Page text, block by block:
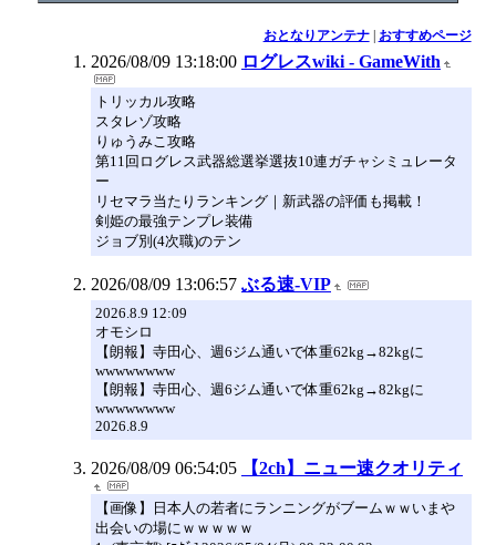
おとなりアンテナ| おすすめページ
2026/08/09 13:18:00 ログレスwiki - GameWith
トリッカル攻略
スタレゾ攻略
りゅうみこ攻略
第11回ログレス武器総選挙選抜10連ガチャシミュレータ
ー
リセマラ当たりランキング｜新武器の評価も掲載！
剣姫の最強テンプレ装備
ジョブ別(4次職)のテン
2026/08/09 13:06:57 ぶる速-VIP
2026.8.9 12:09
オモシロ
【朗報】寺田心、週6ジム通いで体重62kg→82kgに
wwwwwwww
【朗報】寺田心、週6ジム通いで体重62kg→82kgに
wwwwwwww
2026.8.9
2026/08/09 06:54:05 【2ch】ニュー速クオリティ
【画像】日本人の若者にランニングがブームｗｗいまや
出会いの場にｗｗｗｗｗ